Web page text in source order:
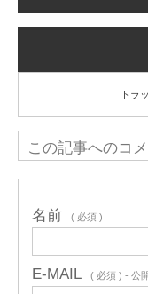
トラ
この記事へのコ
名前 ( 必須 )
E-MAIL ( 必須 ) - 公